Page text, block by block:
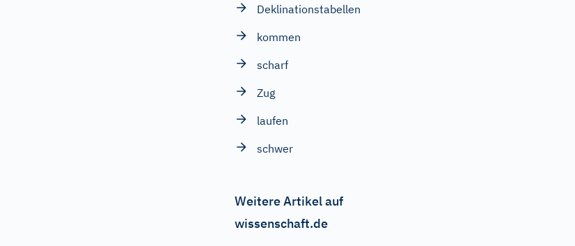
Deklinationstabellen
kommen
scharf
Zug
laufen
schwer
Weitere Artikel auf
wissenschaft.de